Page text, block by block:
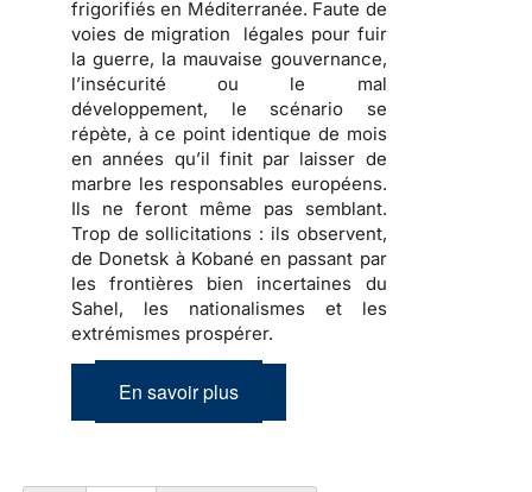
frigorifiés en Méditerranée. Faute de
voies de migration légales pour fuir
la guerre, la mauvaise gouvernance,
l’insécurité ou le mal
développement, le scénario se
répète, à ce point identique de mois
en années qu’il finit par laisser de
marbre les responsables européens.
Ils ne feront même pas semblant.
Trop de sollicitations : ils observent,
de Donetsk à Kobané en passant par
les frontières bien incertaines du
Sahel, les nationalismes et les
extrémismes prospérer.
En savoir plus